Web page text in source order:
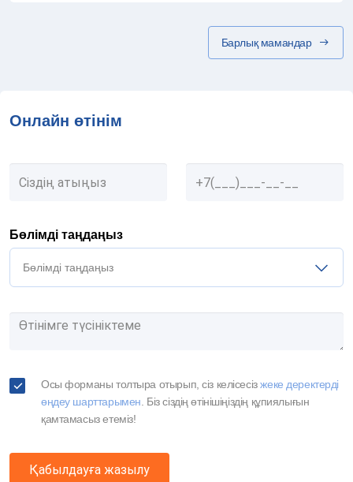
Барлық мамандар
Онлайн өтінім
Бөлімді таңдаңыз
Бөлімді таңдаңыз
Осы форманы толтыра отырып, сіз келісесізжеке деректерді
өңдеу шарттарымен. Біз сіздің өтінішіңіздің құпиялығын
қамтамасыз етеміз!
Қабылдауға жазылу